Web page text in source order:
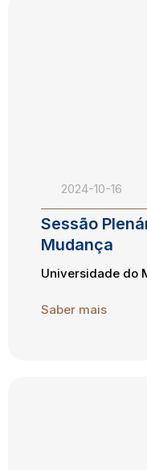
2024-10-16
Sessão
Mudança
Universidade do
Saber mais